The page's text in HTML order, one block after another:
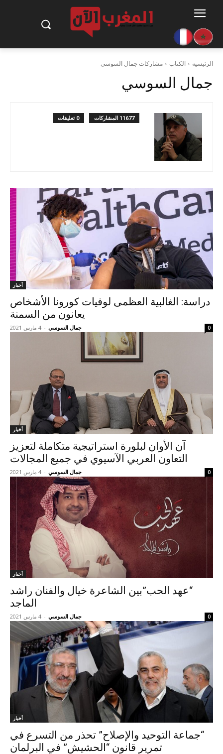
الرئيسية الكتاب مشاركات جمال السوسي
جمال السوسي
11677 المشاركات 0 تعليقات
أخبار
دراسة: الغالبية العظمى لوفيات كورونا الأشخاص
يعانون من السمنة
جمال السوسي - 4 مارس 2021 0
أخبار
آن الأوان لبلورة استراتيجية متكاملة لتعزيز
التعاون العربي الآسيوي في جميع المجالات
جمال السوسي - 4 مارس 2021 0
أخبار
“عهد الحب”بين الشاعرة خيال والفنان راشد
الماجد
جمال السوسي - 4 مارس 2021 0
أخبار
“جماعة التوحيد والإصلاح” تحذر من التسرع في
تمرير قانون “الحشيش” في البرلمان